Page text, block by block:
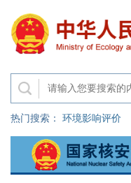
热门搜索： 环境影响评价